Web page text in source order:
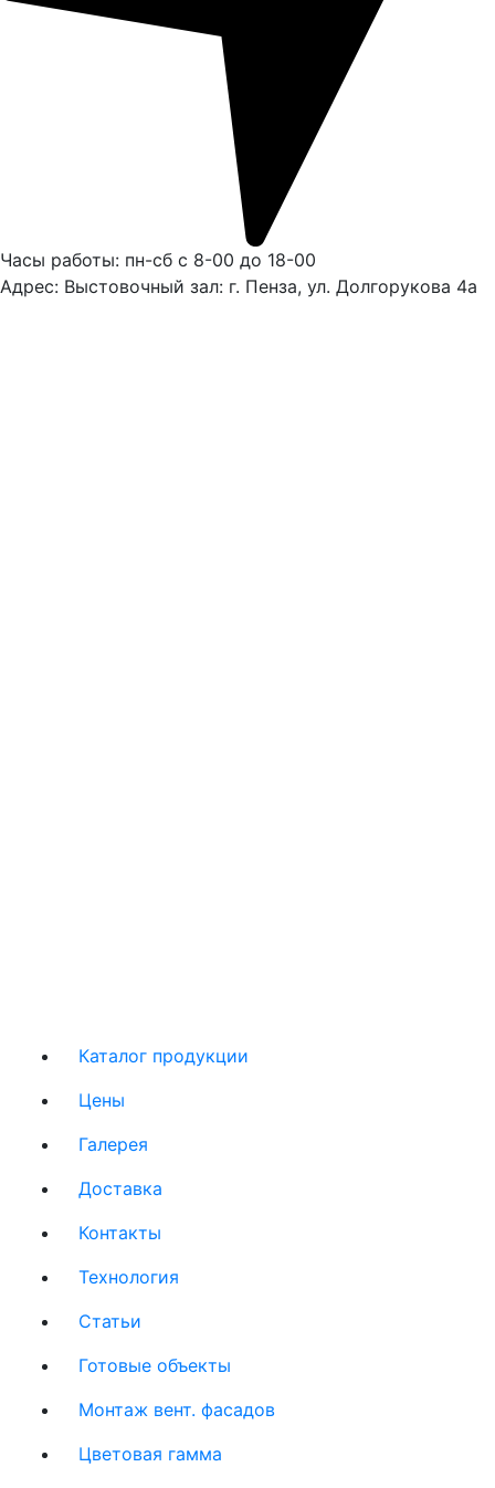
Часы работы: пн-сб с 8-00 до 18-00
Адрес: Выстовочный зал: г. Пенза, ул. Долгорукова 4а
Каталог продукции
Цены
Галерея
Доставка
Контакты
Технология
Статьи
Готовые объекты
Монтаж вент. фасадов
Цветовая гамма